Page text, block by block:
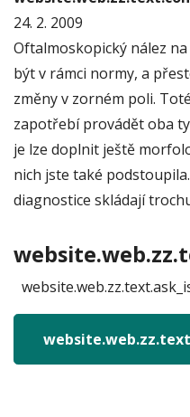
24. 2. 2009
Oftalmoskopický nález
být v rámci normy, a
změny v zorném poli.
zapotřebí provádět oba
je lze doplnit ještě
nich jste také
diagnostice skládají